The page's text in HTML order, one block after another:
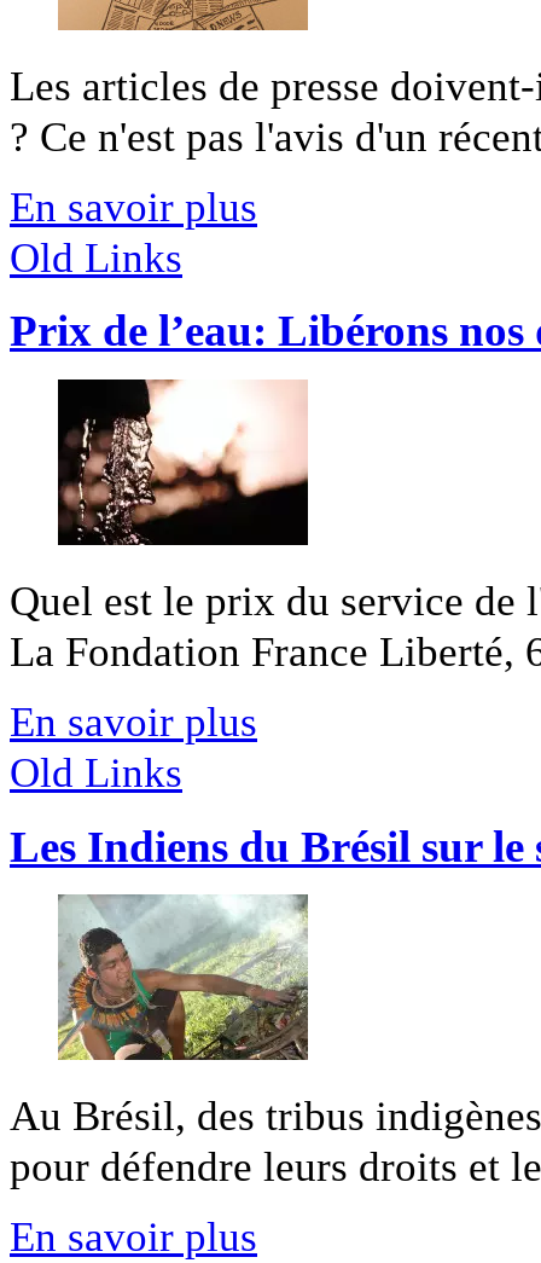
Les articles de presse
? Ce n'est pas l'avis d'un
En savoir plus
Old Links
Prix de l’eau: Libérons nos
Quel est le prix du service de
La Fondation France
En savoir plus
Old Links
Les Indiens du Brésil sur
Au Brésil, des tribus
pour défendre leurs droits et
En savoir plus